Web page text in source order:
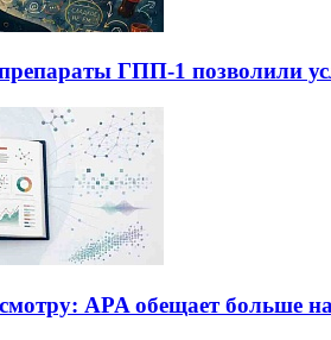
ГПП-1 позволили
APA обещает больше